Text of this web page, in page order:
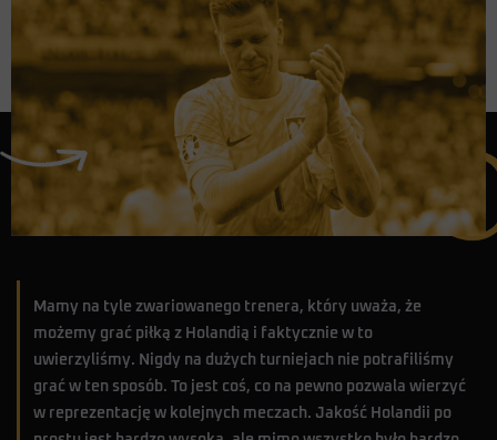
Mamy na tyle zwariowanego trenera, który uważa, że
możemy grać piłką z Holandią i faktycznie w to
uwierzyliśmy. Nigdy na dużych turniejach nie potrafiliśmy
grać w ten sposób. To jest coś, co na pewno pozwala wierzyć
w reprezentację w kolejnych meczach. Jakość Holandii po